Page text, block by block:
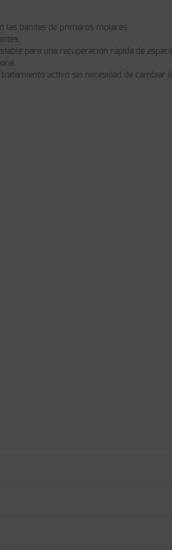
las bandas de primeros molares.
para una recuperación rápida de
activo sin necesidad de cambiar